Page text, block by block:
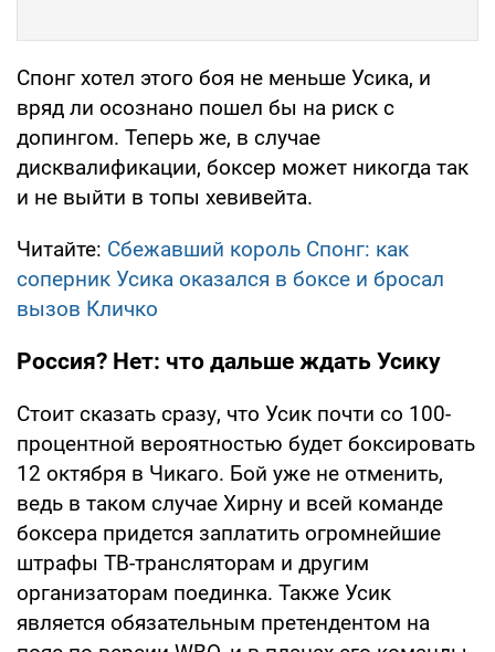
Спонг хотел этого боя не меньше Усика, и
вряд ли осознано пошел бы на риск с
допингом. Теперь же, в случае
дисквалификации, боксер может никогда так
и не выйти в топы хевивейта.
Читайте: Сбежавший король Спонг: как
соперник Усика оказался в боксе и бросал
вызов Кличко
Россия? Нет: что дальше ждать Усику
Стоит сказать сразу, что Усик почти со 100-
процентной вероятностью будет боксировать
12 октября в Чикаго. Бой уже не отменить,
ведь в таком случае Хирну и всей команде
боксера придется заплатить огромнейшие
штрафы ТВ-трансляторам и другим
организаторам поединка. Также Усик
является обязательным претендентом на